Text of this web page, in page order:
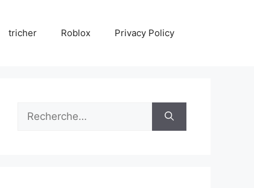
tricher Roblox Privacy Policy
Rechercher :